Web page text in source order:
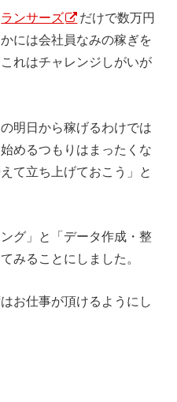
ランサーズ
だけで数万円
には会社員なみの稼ぎを
れはチャレンジしがいが
明日から稼げるわけでは
めるつもりはまったくな
て立ち上げておこう」と
グ」と「データ作成・整
みることにしました。
お仕事が頂けるようにし